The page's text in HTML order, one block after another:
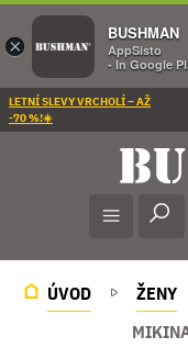
LETNÍ SLEVY VRCHOLÍ – AŽ
-70 %!☀️
ÚVOD ŽENY
×
BUSHMAN
AppSisto
- In Google